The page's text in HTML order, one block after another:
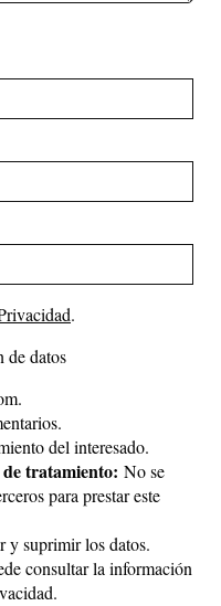
.
de datos
del interesado.
tratamiento: No se
para prestar este
y suprimir los datos.
consultar la información
.